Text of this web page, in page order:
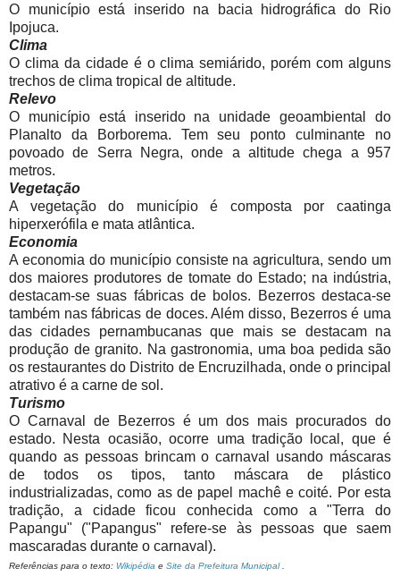
O município está inserido na bacia hidrográfica do Rio
Ipojuca.
Clima
O clima da cidade é o clima semiárido, porém com alguns
trechos de clima tropical de altitude.
Relevo
O município está inserido na unidade geoambiental do
Planalto da Borborema. Tem seu ponto culminante no
povoado de Serra Negra, onde a altitude chega a 957
metros.
Vegetação
A vegetação do município é composta por caatinga
hiperxerófila e mata atlântica.
Economia
A economia do município consiste na agricultura, sendo um
dos maiores produtores de tomate do Estado; na indústria,
destacam-se suas fábricas de bolos. Bezerros destaca-se
também nas fábricas de doces. Além disso, Bezerros é uma
das cidades pernambucanas que mais se destacam na
produção de granito. Na gastronomia, uma boa pedida são
os restaurantes do Distrito de Encruzilhada, onde o principal
atrativo é a carne de sol.
Turismo
O Carnaval de Bezerros é um dos mais procurados do
estado. Nesta ocasião, ocorre uma tradição local, que é
quando as pessoas brincam o carnaval usando máscaras
de todos os tipos, tanto máscara de plástico
industrializadas, como as de papel machê e coité. Por esta
tradição, a cidade ficou conhecida como a "Terra do
Papangu" ("Papangus" refere-se às pessoas que saem
mascaradas durante o carnaval).
Referências para o texto: Wikipédia e Site da Prefeitura Municipal.